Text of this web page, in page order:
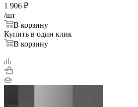
1 906 ₽
/шт
В корзину
Купить в один клик
В корзину